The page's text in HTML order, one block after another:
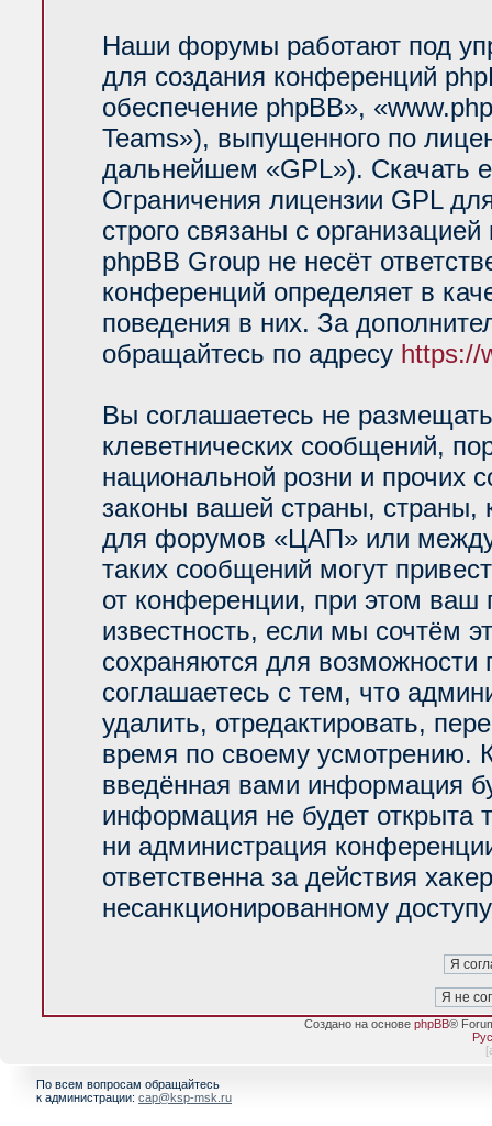
Наши форумы работают под
для создания конференций
обеспечение phpBB»,
Teams»), выпущенного по
дальнейшем «GPL»). Скачать
Ограничения лицензии GPL
строго связаны с
phpBB Group не несёт
конференций определяет в
поведения в них. За
обращайтесь по адресу https://
Вы соглашаетесь не
клеветнических сообщений,
национальной розни и прочих
законы вашей страны, страны,
для форумов «ЦАП» или
таких сообщений могут
от конференции, при этом ваш
известность, если мы сочтём
сохраняются для возможности
соглашаетесь с тем, что
удалить, отредактировать,
время по своему усмотрению.
введённая вами информация
информация не будет открыта
ни администрация
ответственна за действия
несанкционированному
Создано на основе phpBB®
[
По всем вопросам обращайтесь
к администрации: cap@ksp-msk.ru